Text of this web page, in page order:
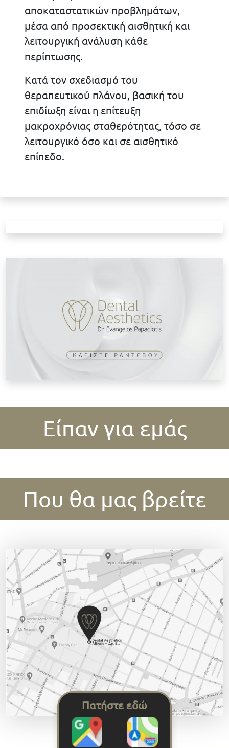
αποκαταστατικών προβλημάτων,
μέσα από προσεκτική αισθητική και
λειτουργική ανάλυση κάθε
περίπτωσης.
Κατά τον σχεδιασμό του
θεραπευτικού πλάνου, βασική του
επιδίωξη είναι η επίτευξη
μακροχρόνιας σταθερότητας, τόσο σε
λειτουργικό όσο και σε αισθητικό
επίπεδο.
Είπαν για εμάς
Που θα μας βρείτε
Πατήστε εδώ